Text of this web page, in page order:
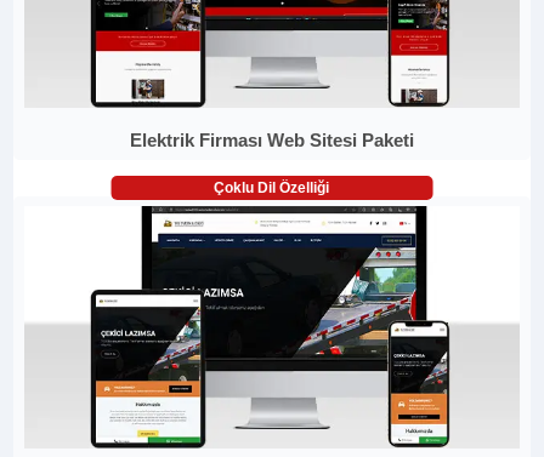
Elektrik Firması Web Sitesi Paketi
Çoklu Dil Özelliği